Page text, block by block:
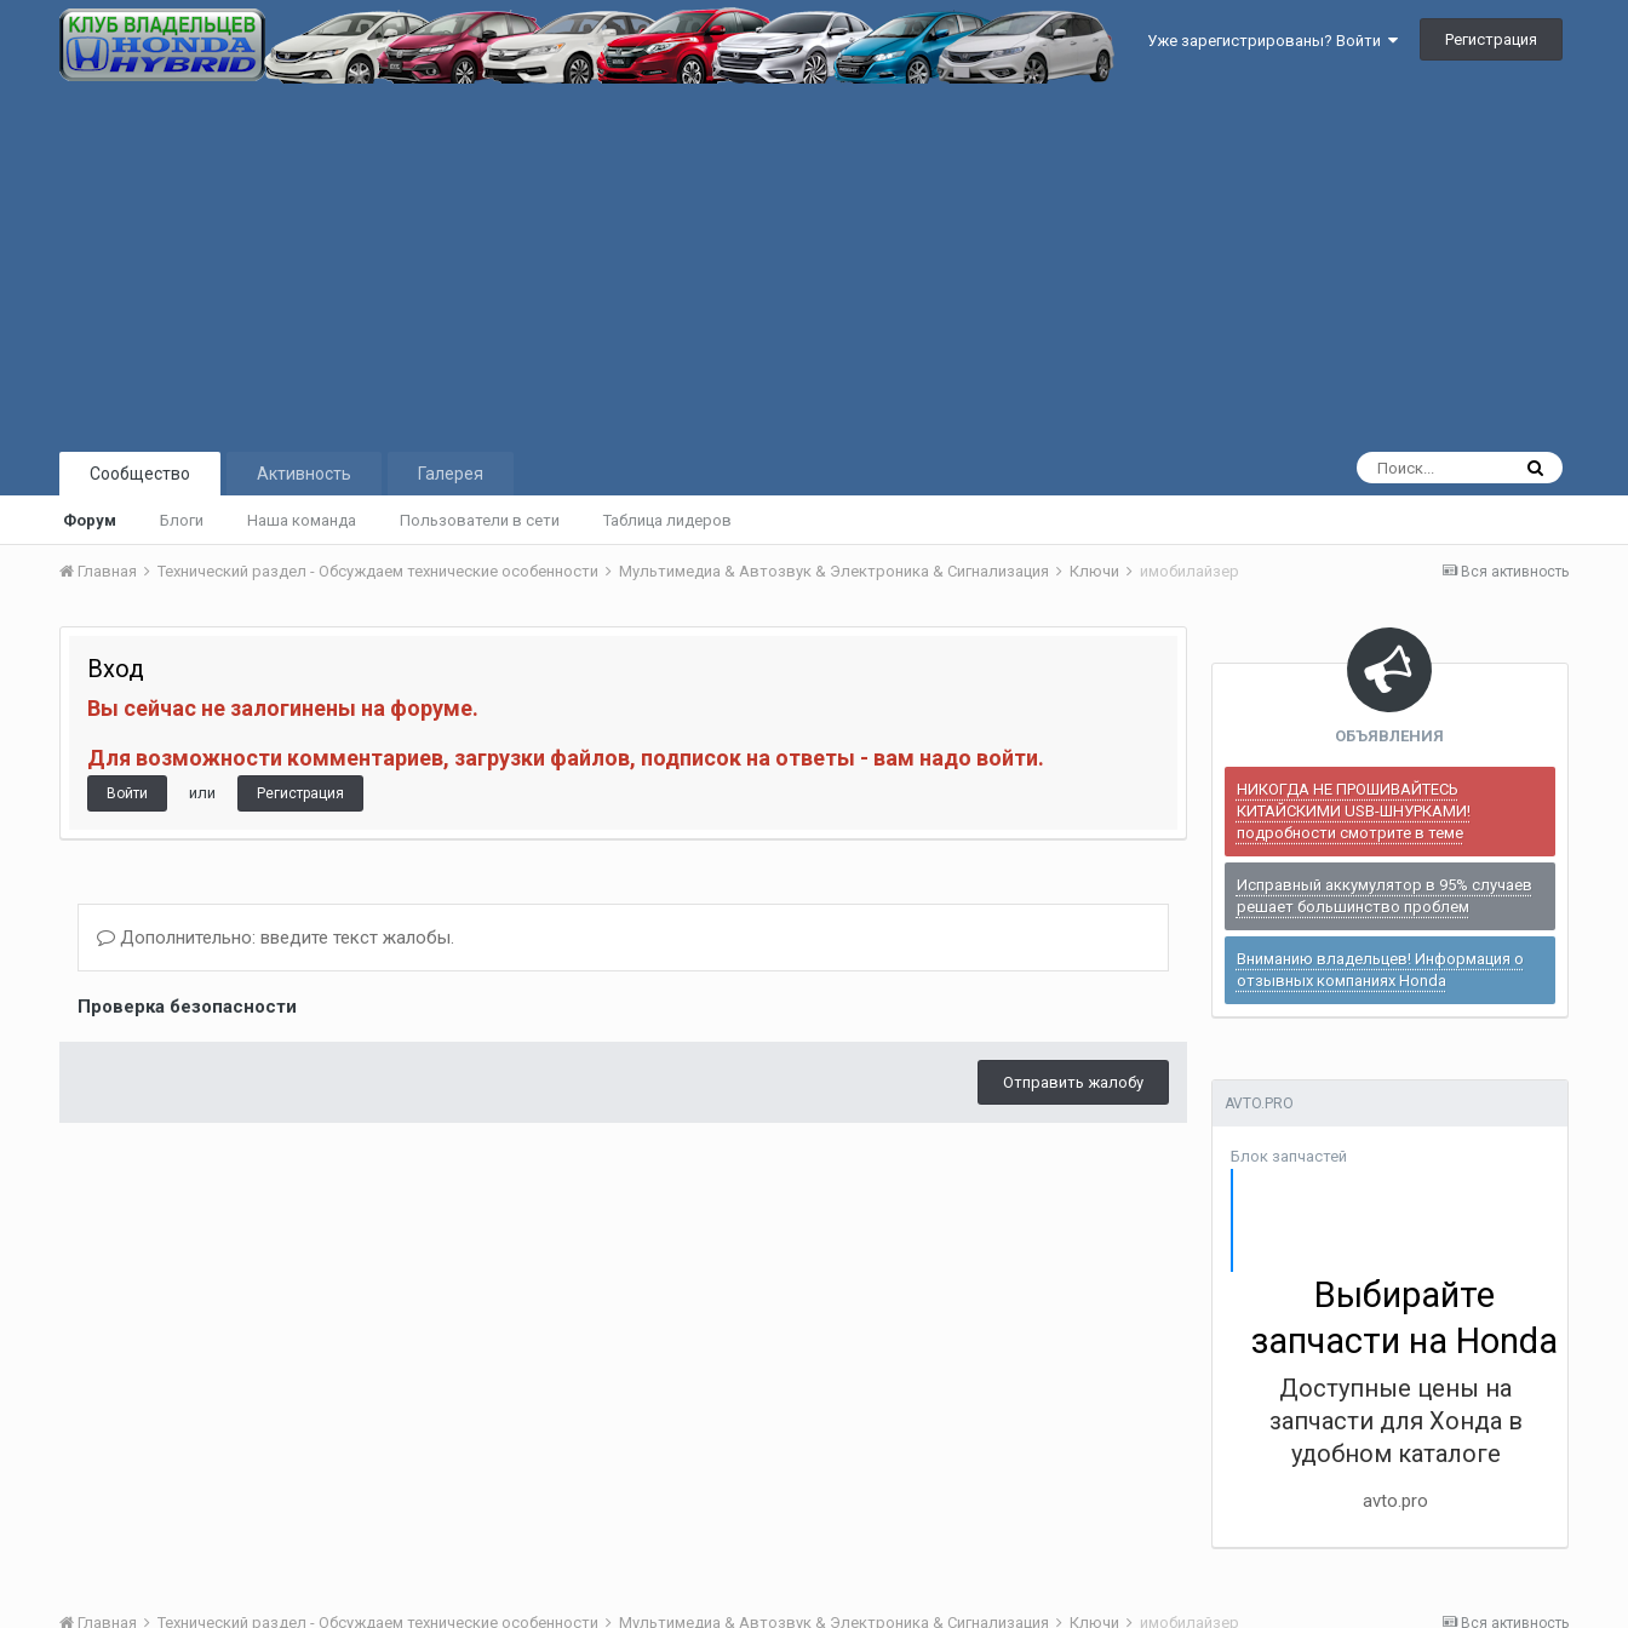
Уже зарегистрированы? Войти Регистрация
Сообщество
Форум Блоги Наша команда Пользователи в сети Таблица лидеров
Активность Галерея
Вся активность
Главная Технический раздел - Обсуждаем технические особенности Мультимедиа & Автозвук & Электроника & Сигнализация Ключи имобилайзер
Вход
Вы сейчас не залогинены на форуме.
Для возможности комментариев, загрузки файлов, подписок на ответы - вам надо войти.
Войти или Регистрация
Дополнительно: введите текст жалобы.
Проверка безопасности
Отправить жалобу
ОБЪЯВЛЕНИЯ
НИКОГДА НЕ ПРОШИВАЙТЕСЬ
КИТАЙСКИМИ USB-ШНУРКАМИ!
подробности смотрите в теме
Исправный аккумулятор в 95% случаев
решает большинство проблем
Вниманию владельцев! Информация о
отзывных компаниях Honda
AVTO.PRO
Блок запчастей
Выбирайте
запчасти на Honda
Доступные цены на
запчасти для Хонда в
удобном каталоге
avto.pro
Вся активность
Главная Технический раздел - Обсуждаем технические особенности Мультимедиа & Автозвук & Электроника & Сигнализация Ключи имобилайзер